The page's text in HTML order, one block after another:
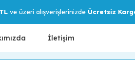
ve üzeri alışverişlerinizde Ücretsiz
İletişim